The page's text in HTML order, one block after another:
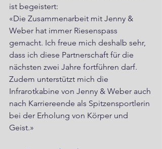
ist begeistert:
«Die Zusammenarbeit mit Jenny &
Weber hat immer Riesenspass
gemacht. Ich freue mich deshalb sehr,
dass ich diese Partnerschaft für die
nächsten zwei Jahre fortführen darf.
Zudem unterstützt mich die
Infrarotkabine von Jenny & Weber auch
nach Karriereende als Spitzensportlerin
bei der Erholung von Körper und
Geist.»